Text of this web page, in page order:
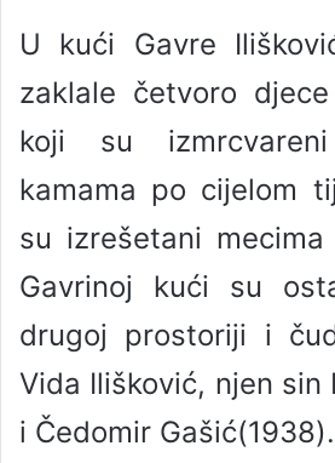
U kući Gavre
zaklale četvoro
koji su
kamama po cijelom
su izrešetani
Gavrinoj kući su
drugoj prostoriji i
Vida Ilišković, njen sin
i Čedomir Gašić(1938).